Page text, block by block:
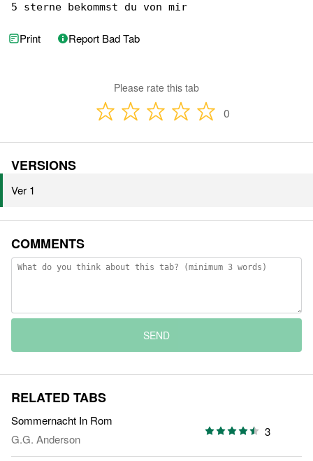
5 sterne bekommst du von mir
Print Report Bad Tab
Please rate this tab
0
VERSIONS
Ver 1
COMMENTS
SEND
RELATED TABS
Sommernacht In Rom
G.G. Anderson
3